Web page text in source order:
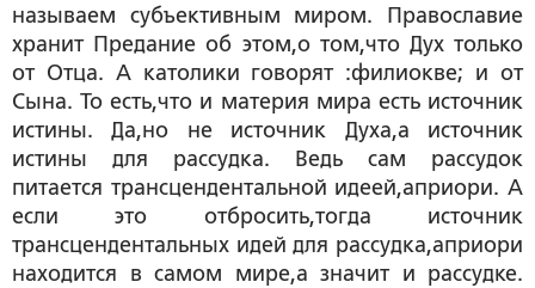
называем субъективным миром. Православие
хранит Предание об этом,о том,что Дух только
от Отца. А католики говорят :филиокве; и от
Сына. То есть,что и материя мира есть источник
истины. Да,но не источник Духа,а источник
истины для рассудка. Ведь сам рассудок
питается трансцендентальной идеей,априори. А
если это отбросить,тогда источник
трансцендентальных идей для рассудка,априори
находится в самом мире,а значит и рассудке.